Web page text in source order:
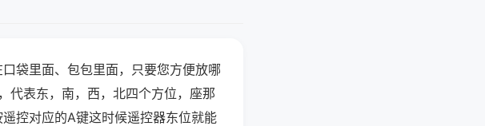
袋里面、包包里面，只要您方便放哪
代表东，南，西，北四个方位，座那
控对应的A键这时候遥控器东位就能